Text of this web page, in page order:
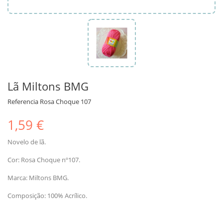
Lã Miltons BMG
Referencia Rosa Choque 107
1,59 €
Novelo de lã.
Cor: Rosa Choque nº107.
Marca: Miltons BMG.
Composição: 100% Acrílico.